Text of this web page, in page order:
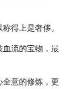
得上是奢侈。
血流的宝物，最
意的修炼，更